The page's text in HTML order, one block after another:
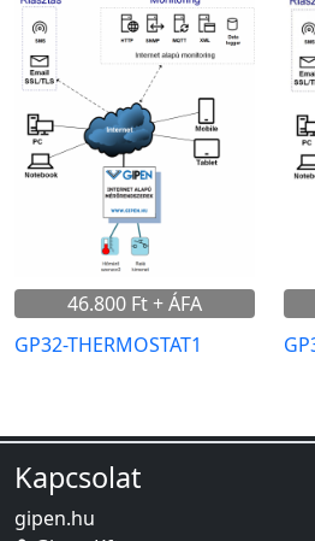
46.800 Ft + ÁFA
GP32-THERMOSTAT1
Kapcsolat
gipen.hu